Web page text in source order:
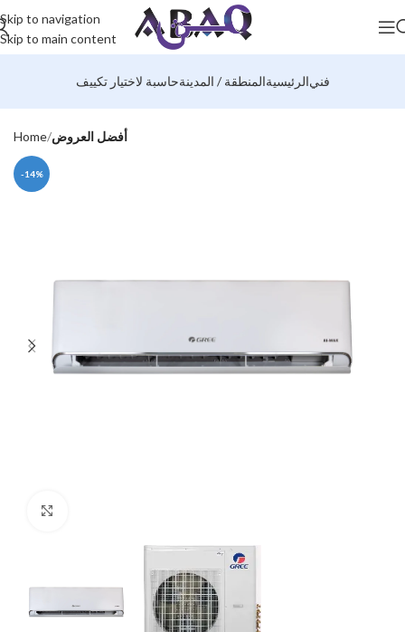
Skip to navigation
Skip to main content
حاسبة لاختيار تكييفالمنطقة / المدينةالرئيسيةفني
Home أفضل العروض
-14%